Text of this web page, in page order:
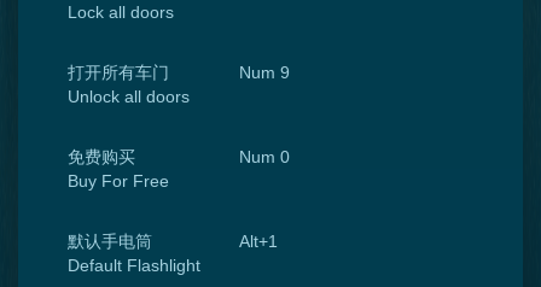
Lock all doors
打开所有车门
Unlock all doors
Num 9
免费购买
Buy For Free
Num 0
默认手电筒
Default Flashlight
Alt+1